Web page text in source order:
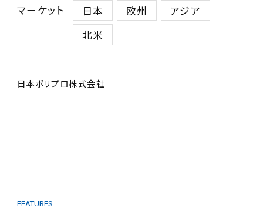
マーケット 日本 欧州
アジア
北米
日本ポリプロ株式会社
FEATURES